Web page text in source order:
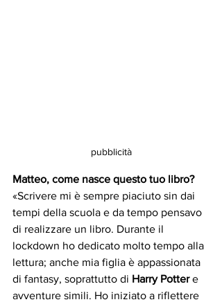
pubblicità
Matteo, come nasce questo tuo libro?
«Scrivere mi è sempre piaciuto sin dai
tempi della scuola e da tempo pensavo
di realizzare un libro. Durante il
lockdown ho dedicato molto tempo alla
lettura; anche mia figlia è appassionata
di fantasy, soprattutto di Harry Potter e
avventure simili. Ho iniziato a riflettere